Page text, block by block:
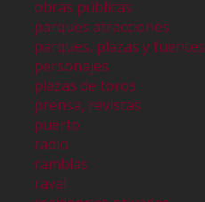
obras públicas
parques atracciones
parques, plazas y fuentes
personajes
plazas de toros
prensa, revistas
puerto
radio
ramblas
raval